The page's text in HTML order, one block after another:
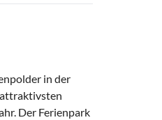
in der
attraktivsten
Der Ferienpark